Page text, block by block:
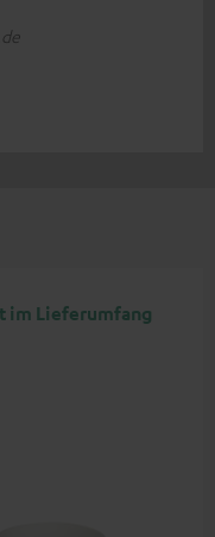
im Lieferumfang